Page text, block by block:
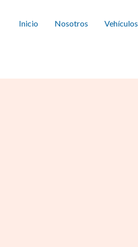
Inicio Nosotros Vehículos